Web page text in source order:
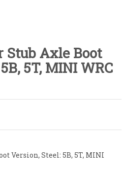
Stub Axle Boot
5T, MINI WRC
Version, Steel: 5B, 5T, MINI